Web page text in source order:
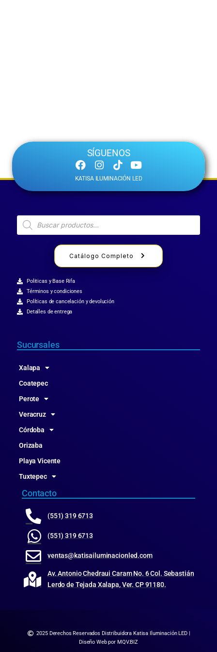
SÍGUENOS
KATISA ILUMINACIÓN LED
Catálogo Completo
Politicas y Base Rifa
Términos y condiciones
Políticas de cancelación y devolución
Detalles de entrega
Sucursales
Xalapa
Coatepec
Perote
Veracruz
Córdoba
Orizaba
Playa Vicente
Tuxtepec
Contacto
(551) 319 6713
(551) 319 6713
ventas@katisailuminacionled.com
Av. Antonio Chedraui Caram No. 6 Col. Sebastián
Lerdo de Tejada Xalapa, Ver. CP 91180.
2025 Derechos Reservados Distribuidora Katisa Iluminación LED |
Diseño Web por MQV.BIZ